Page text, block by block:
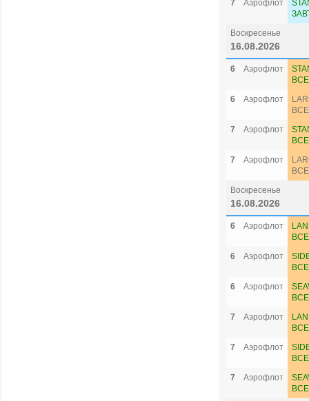
7 Аэрофлот
Воскресенье
16.08.2026
6 Аэрофлот
6
Аэрофлот
7
Аэрофлот
7
Аэрофлот
Воскресенье
16.08.2026
6 Аэрофлот
6
Аэрофлот
6
Аэрофлот
7
Аэрофлот
7
Аэрофлот
7
Аэрофлот